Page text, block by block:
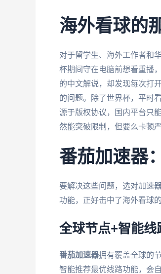
海外看球的
对于留学生、海外工作者和
杯期间守在电脑前想看重播
的中文解说，却发现每次打
的问题。除了世界杯，平时
源于版权协议，国内平台只
然能突破限制，但要么卡顿
番茄加速器
要解决这些问题，选对加速器
功能，正好击中了海外看球
全球节点+智能
番茄加速器拥有覆盖全球的
智能推荐最优线路功能，会